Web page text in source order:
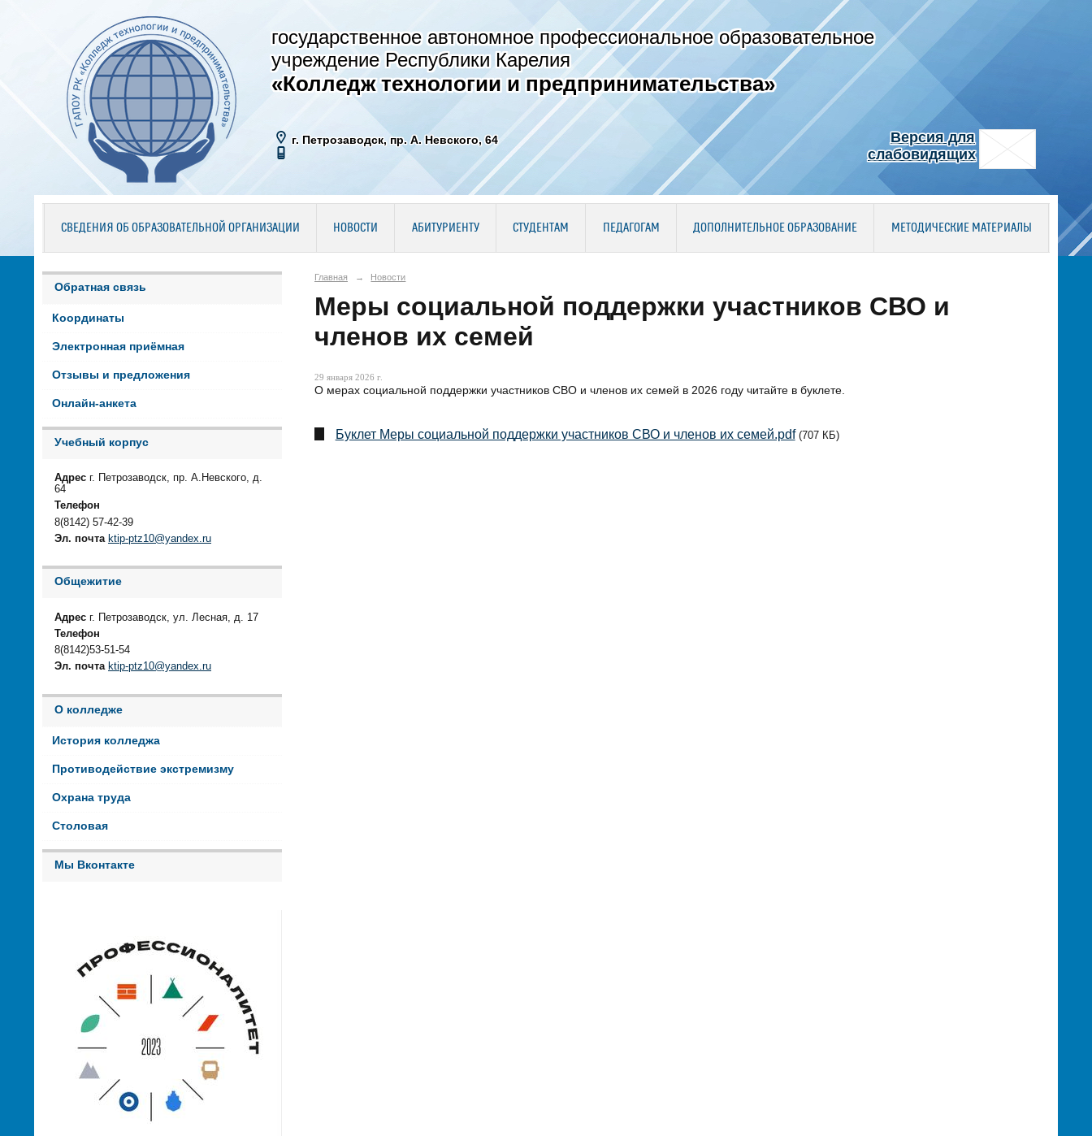
государственное автономное профессиональное образовательное
учреждение Республики Карелия
«Колледж технологии и предпринимательства»
г. Петрозаводск, пр. А. Невского, 64
Версия для
слабовидящих
СВЕДЕНИЯ ОБ ОБРАЗОВАТЕЛЬНОЙ ОРГАНИЗАЦИИ НОВОСТИ АБИТУРИЕНТУ СТУДЕНТАМ ПЕДАГОГАМ ДОПОЛНИТЕЛЬНОЕ ОБРАЗОВАНИЕ МЕТОДИЧЕСКИЕ МАТЕРИАЛЫ
Обратная связь
Координаты
Электронная приёмная
Отзывы и предложения
Онлайн-анкета
Учебный корпус
Адрес г. Петрозаводск, пр. А.Невского, д.
64
Телефон
8(8142) 57-42-39
Эл. почта ktip-ptz10@yandex.ru
Общежитие
Адрес г. Петрозаводск, ул. Лесная, д. 17
Телефон
8(8142)53-51-54
Эл. почта ktip-ptz10@yandex.ru
О колледже
История колледжа
Противодействие экстремизму
Охрана труда
Столовая
Мы Вконтакте
Главная → Новости
Меры социальной поддержки участников СВО и
членов их семей
29 января 2026 г.
О мерах социальной поддержки участников СВО и членов их семей в 2026 году читайте в буклете.
Буклет Меры социальной поддержки участников СВО и членов их семей.pdf (707 КБ)